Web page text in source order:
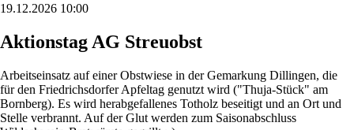
19.12.2026 10:00
Aktionstag AG Streuobst
Arbeitseinsatz auf einer Obstwiese in der Gemarkung Dillingen, die
für den Friedrichsdorfer Apfeltag genutzt wird ("Thuja-Stück" am
Bornberg). Es wird herabgefallenes Totholz beseitigt und an Ort und
Stelle verbrannt. Auf der Glut werden zum Saisonabschluss